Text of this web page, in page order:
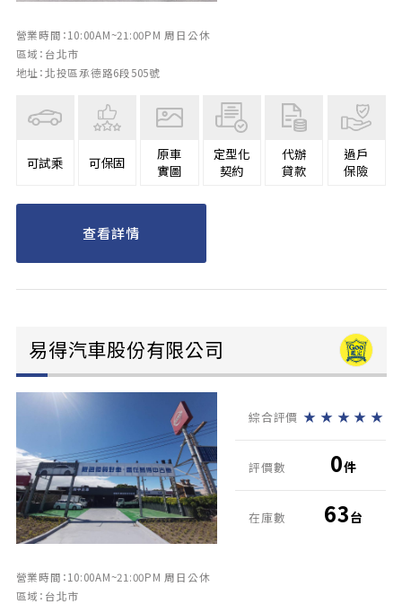
營業時間：10:00AM~21:00PM 周日公休
區域：台北市
地址：北投區承德路6段505號
可試乘 可保固
原車
實圖
定型化
契約
代辦
貸款
過戶
保險
查看詳情
易得汽車股份有限公司
營業時間：10:00AM~21:00PM 周日公休
區域：台北市
綜合評價 ★ ★ ★ ★ ★
評價數 0件
在庫數 63台